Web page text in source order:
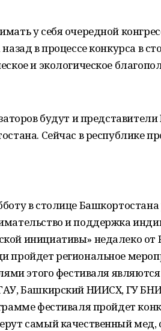
у себя очередной
в процессе конкурса в
и экологическое
будут и
Сейчас в республике
в столице
и поддержка
инициативы» недалеко от
пройдет региональное
этого фестиваля
Башкирский НИИСХ, ГУ
фестиваля пройдет
самый качественный мед,